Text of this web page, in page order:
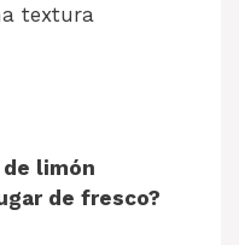
textura
limón
de fresco?